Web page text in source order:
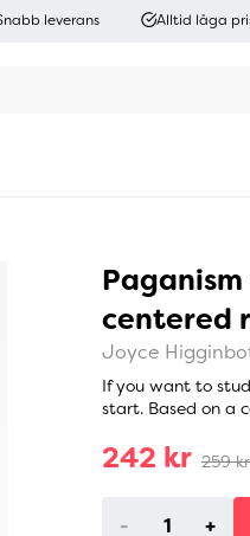
leverans Alltid låga
centered
Joyce
If you want to
start. Based on a
242 kr 259 kr
- +